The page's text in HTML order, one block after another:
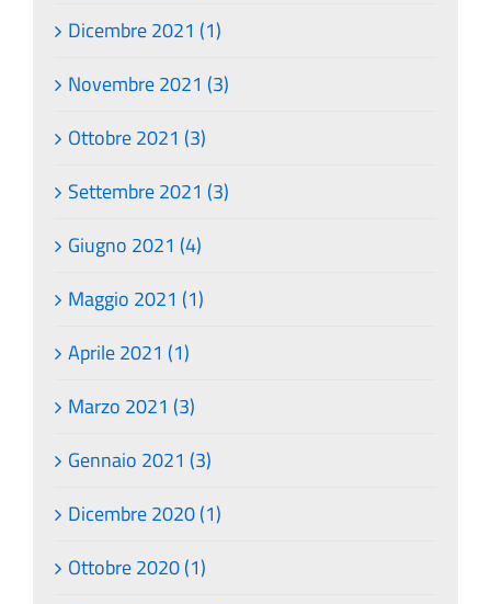
Dicembre 2021 (1)
Novembre 2021 (3)
Ottobre 2021 (3)
Settembre 2021 (3)
Giugno 2021 (4)
Maggio 2021 (1)
Aprile 2021 (1)
Marzo 2021 (3)
Gennaio 2021 (3)
Dicembre 2020 (1)
Ottobre 2020 (1)